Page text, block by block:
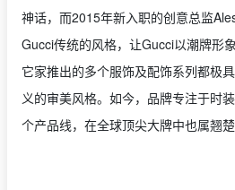
神话，而2015年新入职的创意总监
Gucci传统的风格，让Gucci以潮牌形
它家推出的多个服饰及配饰系列都极
义的审美风格。如今，品牌专注于时
个产品线，在全球顶尖大牌中也属翘楚